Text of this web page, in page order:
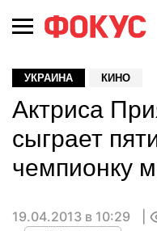
УКРАИНА КИНО
Актриса
сыграет
чемпионку
19.04.2013 в 10:29